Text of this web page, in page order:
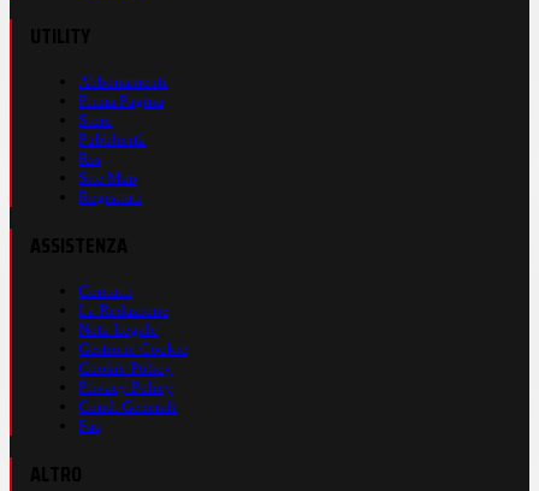
Abbonamenti
Prima Pagina
Store
Pubblicità
Rss
Site Map
Registrati
Contatti
La Redazione
Nota Legale
Gestione Cookie
Cookie Policy
Privacy Policy
Cond. Generali
Faq